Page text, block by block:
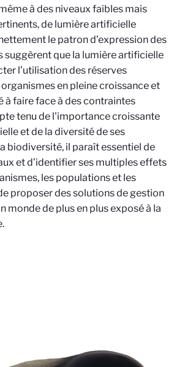
à des niveaux faibles mais
de lumière artificielle
le patron d’expression des
suggèrent que la lumière artificielle
l’utilisation des réserves
en pleine croissance et
à faire face à des contraintes
tenu de l'importance croissante
et de la diversité de ses
biodiversité, il paraît essentiel de
et d’identifier ses multiples effets
les populations et les
proposer des solutions de gestion
monde de plus en plus exposé à la